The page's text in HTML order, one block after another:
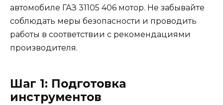
автомобиле ГАЗ 31105 406 мотор. Не забывайте
соблюдать меры безопасности и проводить
работы в соответствии с рекомендациями
производителя.
Шаг 1: Подготовка
инструментов